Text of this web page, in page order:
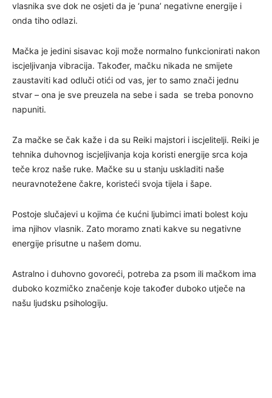
vlasnika sve dok ne osjeti da je ‘puna’ negativne energije i
onda tiho odlazi.
Mačka je jedini sisavac koji može normalno funkcionirati nakon
iscjeljivanja vibracija. Također, mačku nikada ne smijete
zaustaviti kad odluči otići od vas, jer to samo znači jednu
stvar – ona je sve preuzela na sebe i sada se treba ponovno
napuniti.
Za mačke se čak kaže i da su Reiki majstori i iscjelitelji. Reiki je
tehnika duhovnog iscjeljivanja koja koristi energije srca koja
teče kroz naše ruke. Mačke su u stanju uskladiti naše
neuravnotežene čakre, koristeći svoja tijela i šape.
Postoje slučajevi u kojima će kućni ljubimci imati bolest koju
ima njihov vlasnik. Zato moramo znati kakve su negativne
energije prisutne u našem domu.
Astralno i duhovno govoreći, potreba za psom ili mačkom ima
duboko kozmičko značenje koje također duboko utječe na
našu ljudsku psihologiju.